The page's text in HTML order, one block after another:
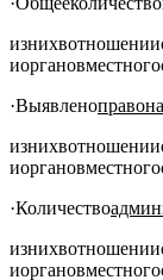
изнихвотношении
иоргановместного
·Выявлено
изнихвотношении
иоргановместного
·Количество
изнихвотношении
иоргановместного